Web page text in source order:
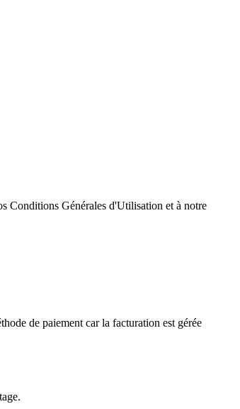
Conditions Générales d'Utilisation et à notre
de paiement car la facturation est gérée